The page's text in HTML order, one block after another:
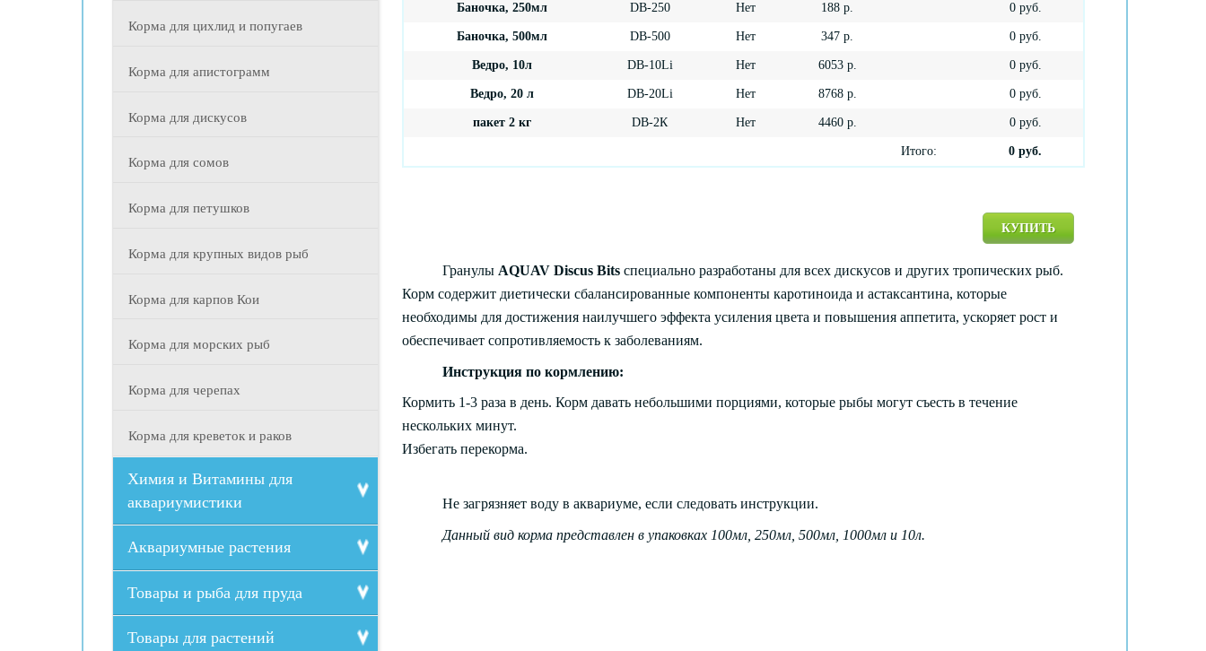
Корма для цихлид и попугаев
Корма для апистограмм
Корма для дискусов
Корма для сомов
Корма для петушков
Корма для крупных видов рыб
Корма для карпов Кои
Корма для морских рыб
Корма для черепах
Корма для креветок и раков
Химия и Витамины для
аквариумистики
Аквариумные растения
Товары и рыба для пруда
Товары для растений
Баночка, 250мл DB-250 Нет 188 р. 0руб.
Баночка, 500мл DB-500 Нет 347 р. 0руб.
Ведро, 10л DB-10Li Нет 6053р. 0руб.
Ведро, 20 л DB-20Li Нет 8768р. 0руб.
пакет 2 кг DB-2К Нет 4460р. 0руб.
Итого: 0 руб.
КУПИТЬ
Гранулы AQUAV Discus Bits специально разработаны для всех дискусов и других тропических рыб.
Корм содержит диетически сбалансированные компоненты каротиноида и астаксантина, которые
необходимы для достижения наилучшего эффекта усиления цвета и повышения аппетита, ускоряет рост и
обеспечивает сопротивляемость к заболеваниям.
Инструкция по кормлению:
Кормить 1-3 раза в день. Корм давать небольшими порциями, которые рыбы могут съесть в течение
нескольких минут.
Избегать перекорма.
Не загрязняет воду в аквариуме, если следовать инструкции.
Данный вид корма представлен в упаковках 100мл, 250мл, 500мл, 1000мл и 10л.